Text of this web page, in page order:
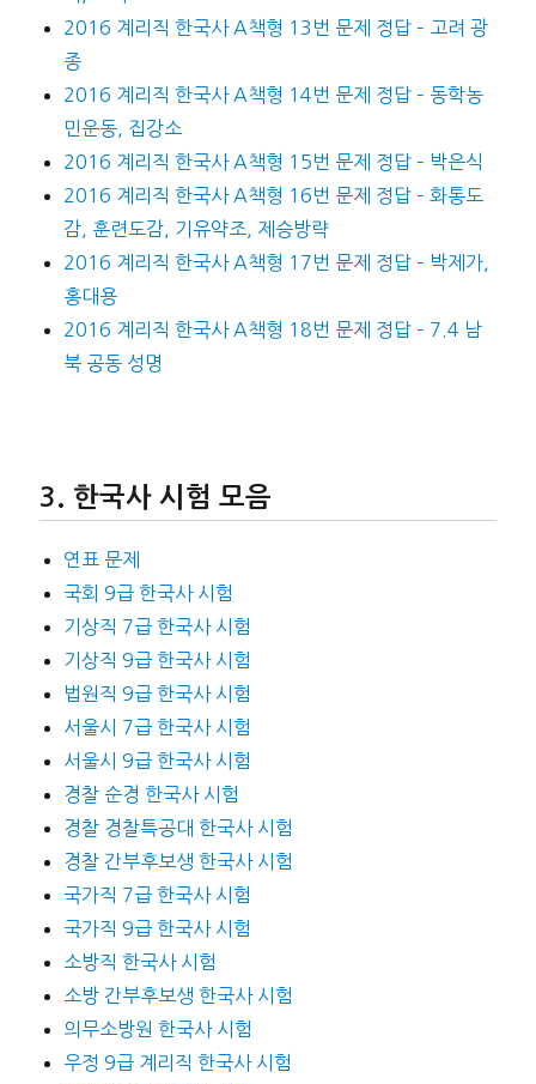
2016 계리직 한국사 A책형 13번 문제 정답 – 고려 광
종
2016 계리직 한국사 A책형 14번 문제 정답 – 동학농
민운동, 집강소
2016 계리직 한국사 A책형 15번 문제 정답 – 박은식
2016 계리직 한국사 A책형 16번 문제 정답 – 화통도
감, 훈련도감, 기유약조, 제승방략
2016 계리직 한국사 A책형 17번 문제 정답 – 박제가,
홍대용
2016 계리직 한국사 A책형 18번 문제 정답 – 7.4 남
북 공동 성명
한국사 시험 모음
연표 문제
국회 9급 한국사 시험
기상직 7급 한국사 시험
기상직 9급 한국사 시험
법원직 9급 한국사 시험
서울시 7급 한국사 시험
서울시 9급 한국사 시험
경찰 순경 한국사 시험
경찰 경찰특공대 한국사 시험
경찰 간부후보생 한국사 시험
국가직 7급 한국사 시험
국가직 9급 한국사 시험
소방직 한국사 시험
소방 간부후보생 한국사 시험
의무소방원 한국사 시험
우정 9급 계리직 한국사 시험